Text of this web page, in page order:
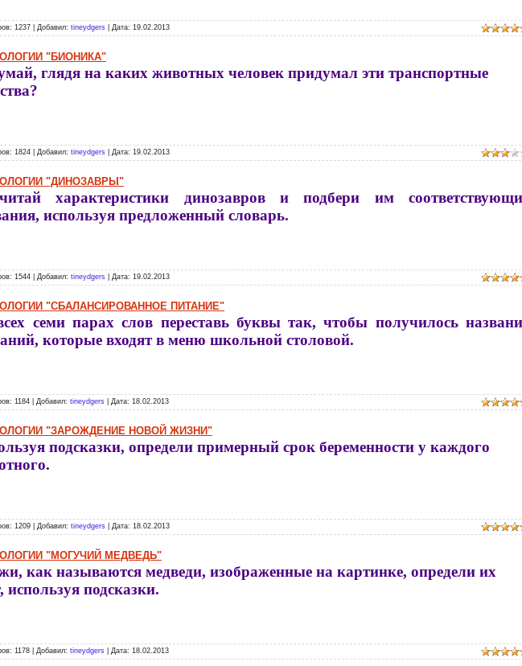
1237 | Добавил: tineydgers | Дата: 19.02.2013
"БИОНИКА"
глядя на каких животных человек придумал эти транспортные
1824 | Добавил: tineydgers | Дата: 19.02.2013
"ДИНОЗАВРЫ"
характеристики динозавров и подбери им
используя предложенный словарь.
1544 | Добавил: tineydgers | Дата: 19.02.2013
"СБАЛАНСИРОВАННОЕ ПИТАНИЕ"
семи парах слов переставь буквы так, чтобы получилось
которые входят в меню школьной столовой.
1184 | Добавил: tineydgers | Дата: 18.02.2013
"ЗАРОЖДЕНИЕ НОВОЙ ЖИЗНИ"
подсказки, определи примерный срок беременности у каждого
1209 | Добавил: tineydgers | Дата: 18.02.2013
"МОГУЧИЙ МЕДВЕДЬ"
как называются медведи, изображенные на картинке, определи их
используя подсказки.
1178 | Добавил: tineydgers | Дата: 18.02.2013